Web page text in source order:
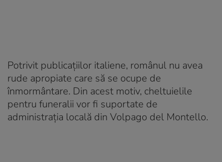
Potrivit publicațiilor italiene, românul nu avea
rude apropiate care să se ocupe de
înmormântare. Din acest motiv, cheltuielile
pentru funeralii vor fi suportate de
administrația locală din Volpago del Montello.